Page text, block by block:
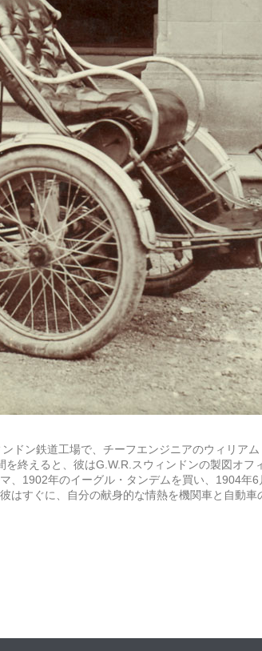
ドン鉄道工場で、チーフエンジニアのウィリア
終えると、彼はG.W.R.スウィンドンの製図オ
1902年のイーグル・タンデムを買い、1904年
すぐに、自分の献身的な情熱を機関車と自動